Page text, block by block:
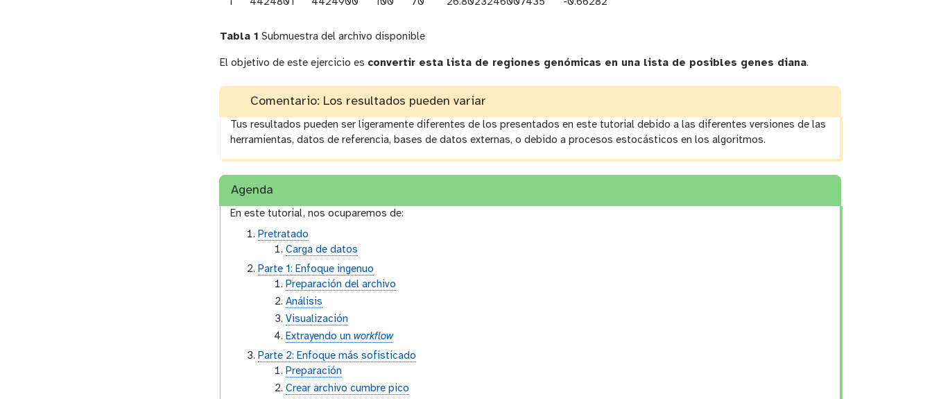
Tabla 1 Submuestra del archivo disponible
El objetivo de este ejercicio es convertir esta lista de regiones genómicas en una lista de posibles genes diana.
Comentario: Los resultados pueden variar
Tus resultados pueden ser ligeramente diferentes de los presentados en este tutorial debido a las diferentes versiones de las
herramientas, datos de referencia, bases de datos externas, o debido a procesos estocásticos en los algoritmos.
Agenda
En este tutorial, nos ocuparemos de:
Pretratado
Carga de datos
Parte 1: Enfoque ingenuo
Preparación del archivo
Análisis
Visualización
Extrayendo unworkflow
Parte 2: Enfoque más sofisticado
Preparación
Crear archivo cumbre pico